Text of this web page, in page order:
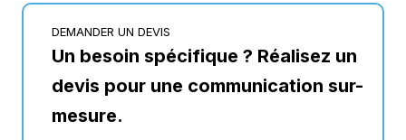
DEMANDER UN DEVIS
Un besoin spécifique ? Réalisez un
devis pour une communication sur-
mesure.